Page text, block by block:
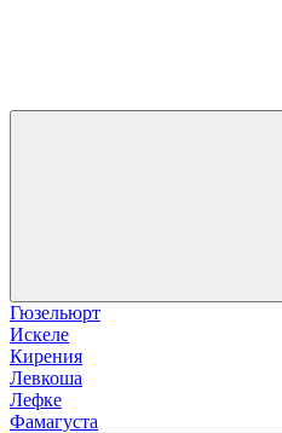
Гюзельюрт
Искеле
Кирения
Левкоша
Лефке
Фамагуста